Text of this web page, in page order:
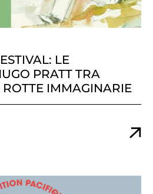
LE
PRATT TRA
IMMAGINARIE